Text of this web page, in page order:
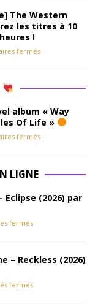
The Western
les titres à 10
!
fermés
album « Way
Of Life »
fermés
LIGNE
Eclipse (2026) par
fermés
– Reckless (2026)
fermés